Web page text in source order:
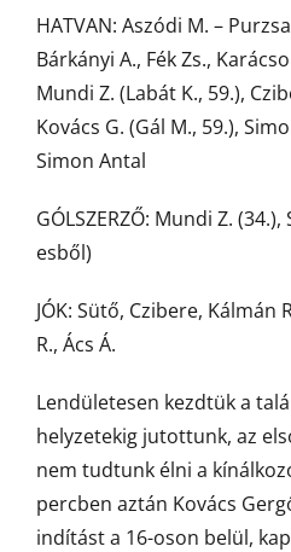
HATVAN: Aszódi M. –
Bárkányi A., Fék Zs.,
Mundi Z. (Labát K., 59.),
Kovács G. (Gál M., 59.),
Simon Antal
GÓLSZERZŐ: Mundi Z.
esből)
JÓK: Sütő, Czibere, Kálmán
R., Ács Á.
Lendületesen kezdtük a
helyzetekig jutottunk, az
nem tudtunk élni a
percben aztán Kovács
indítást a 16-oson belül,